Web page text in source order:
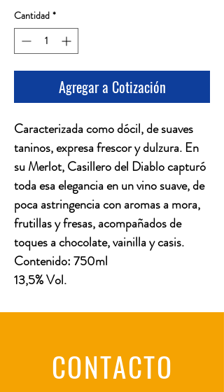
Cantidad *
Agregar a Cotización
Caracterizada como dócil, de suaves
taninos, expresa frescor y dulzura. En
su Merlot, Casillero del Diablo capturó
toda esa elegancia en un vino suave, de
poca astringencia con aromas a mora,
frutillas y fresas, acompañados de
toques a chocolate, vainilla y casis.
Contenido: 750ml
13,5% Vol.
CONTACTO